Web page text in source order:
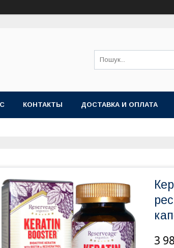
КОНТАКТЫ ДОСТАВКА И ОПЛАТА
3